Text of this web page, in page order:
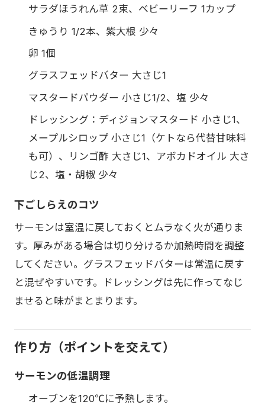
サラダほうれん草 2束、ベビーリーフ 1カップ
きゅうり 1/2本、紫大根 少々
卵 1個
グラスフェッドバター 大さじ1
マスタードパウダー 小さじ1/2、塩 少々
ドレッシング：ディジョンマスタード 小さじ1、
メープルシロップ 小さじ1（ケトなら代替甘味料
も可）、リンゴ酢 大さじ1、アボカドオイル 大さ
じ2、塩・胡椒 少々
下ごしらえのコツ
サーモンは室温に戻しておくとムラなく火が通りま
す。厚みがある場合は切り分けるか加熱時間を調整
してください。グラスフェッドバターは常温に戻す
と混ぜやすいです。ドレッシングは先に作ってなじ
ませると味がまとまります。
作り方（ポイントを交えて）
サーモンの低温調理
オーブンを120℃に予熱します。